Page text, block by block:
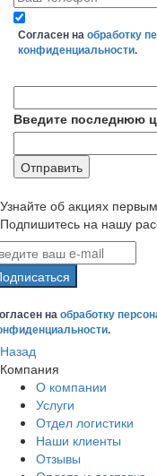
Согласен наобработку
конфиденциальности.
Введите последнюю
Узнайте об акциях
Подпишитесь на нашу
наобработку
.
Назад
Компания
О компании
Услуги
Отдел логистики
Наши клиенты
Отзывы